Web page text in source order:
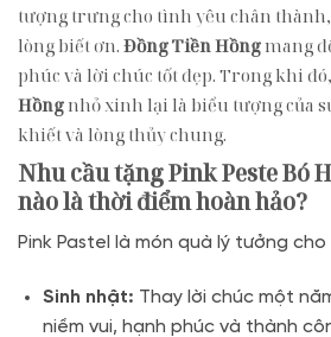
tượng trưng cho tình yêu chân
lòng biết ơn. Đồng Tiền Hồngmang
phúc và lời chúc tốt đẹp. Trong khi
Hồng nhỏ xinh lại là biểu tượng của
khiết và lòng thủy chung.
Nhu cầu tặngPink Peste Bó
nào là thời điểm hoàn hảo?
Pink Pastel là món quà lý tưởng
Sinh nhật: Thay lời chúc một
niềm vui, hạnh phúc và thành